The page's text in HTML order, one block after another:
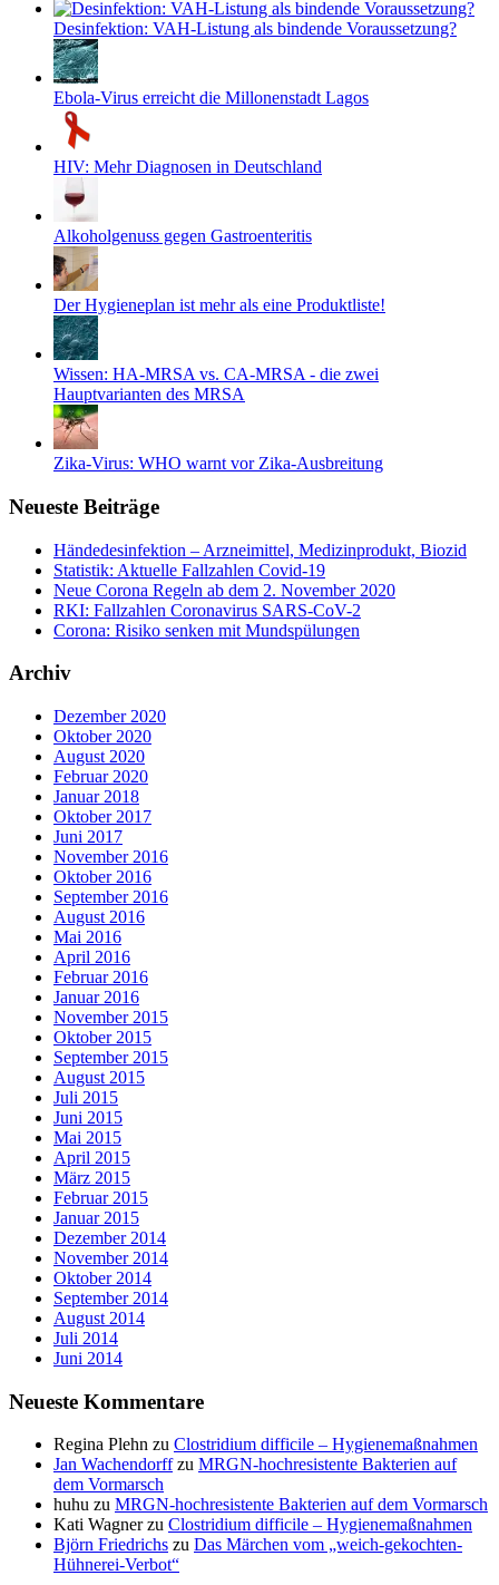
Desinfektion: VAH-Listung als bindende Voraussetzung?
Ebola-Virus erreicht die Millonenstadt Lagos
HIV: Mehr Diagnosen in Deutschland
Alkoholgenuss gegen Gastroenteritis
Der Hygieneplan ist mehr als eine Produktliste!
Wissen: HA-MRSA vs. CA-MRSA - die zwei
Hauptvarianten des MRSA
Zika-Virus: WHO warnt vor Zika-Ausbreitung
Neueste Beiträge
Händedesinfektion – Arzneimittel, Medizinprodukt, Biozid
Statistik: Aktuelle Fallzahlen Covid-19
Neue Corona Regeln ab dem 2. November 2020
RKI: Fallzahlen Coronavirus SARS-CoV-2
Corona: Risiko senken mit Mundspülungen
Archiv
Dezember 2020
Oktober 2020
August 2020
Februar 2020
Januar 2018
Oktober 2017
Juni 2017
November 2016
Oktober 2016
September 2016
August 2016
Mai 2016
April 2016
Februar 2016
Januar 2016
November 2015
Oktober 2015
September 2015
August 2015
Juli 2015
Juni 2015
Mai 2015
April 2015
März 2015
Februar 2015
Januar 2015
Dezember 2014
November 2014
Oktober 2014
September 2014
August 2014
Juli 2014
Juni 2014
Neueste Kommentare
Regina Plehn zu Clostridium difficile – Hygienemaßnahmen
Jan Wachendorffzu MRGN-hochresistente Bakterien auf
dem Vormarsch
huhu zu MRGN-hochresistente Bakterien auf dem Vormarsch
Kati Wagnerzu Clostridium difficile – Hygienemaßnahmen
Björn Friedrichs zu Das Märchen vom „weich-gekochten-
Hühnerei-Verbot“